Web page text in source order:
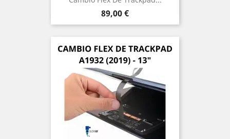
Precio
89,00 €